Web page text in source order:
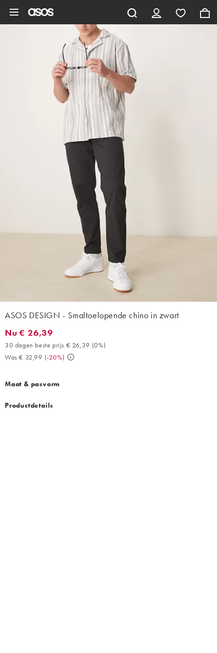
ASOS DESIGN - Smaltoelopende chino in zwart
Nu € 26,39. 30 dagen beste prijs € 26,39 (0%). Was € 32,99. (-
Nu € 26,39
30 dagen beste prijs € 26,39 (0%)
Was € 32,99 (-20%)
Maat & pasvorm
Productdetails